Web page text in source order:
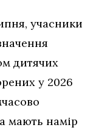
учасники
дитячих
у 2026
мають намір